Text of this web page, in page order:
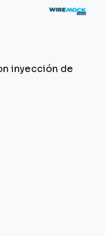
inyección de